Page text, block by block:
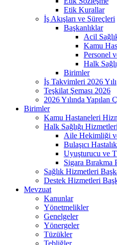
Etik Kurallar
İş Akışları ve Süreçleri
Başkanlıklar
Acil
Kamu
Personel
Halk
Birimler
İş Takvimleri 2026 Yılı
Teşkilat Şeması 2026
2026 Yılında Yapılan
Birimler
Kamu Hastaneleri
Halk Sağlığı
Aile Hekimliği
Bulaşıcı
Uyuşturucu ve
Sigara
Sağlık Hizmetleri
Destek Hizmetleri
Mevzuat
Kanunlar
Yönetmelikler
Genelgeler
Yönergeler
Tüzükler
Tebliğler